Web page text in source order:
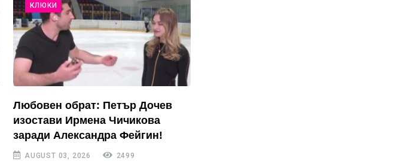
КЛЮКИ
Любовен обрат: Петър Дочев
изостави Ирмена Чичикова
заради Александра Фейгин!
AUGUST 03, 2026 2499